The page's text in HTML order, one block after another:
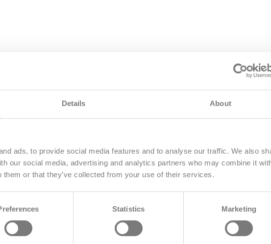
Details About
ads, to provide social media features and to analyse our traffic. We also
our social media, advertising and analytics partners who may combine it
them or that they’ve collected from your use of their services.
Statistics Marketing
Hofer |
ÖAMTC Christophorus Flugrettung
zwischen 3 und 4 Uhr Früh hatte, deutlich abgezeichnet.
mir gleichzeitig sehr praktikable Lösungsmöglichkeiten an die
verbessert hat.“